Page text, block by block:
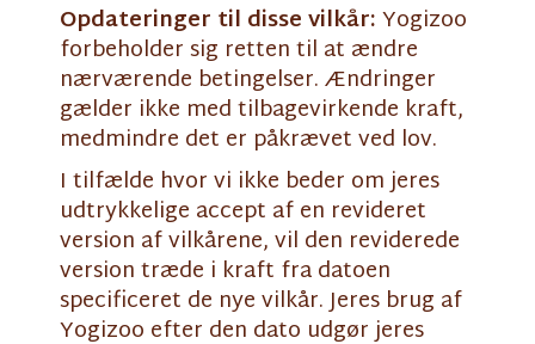
Opdateringer til disse vilkår:Yogizoo
forbeholder sig retten til at ændre
nærværende betingelser. Ændringer
gælder ikke med tilbagevirkende kraft,
medmindre det er påkrævet ved lov.
I tilfælde hvor vi ikke beder om jeres
udtrykkelige accept af en revideret
version af vilkårene, vil den reviderede
version træde i kraft fra datoen
specificeret de nye vilkår. Jeres brug af
Yogizoo efter den dato udgør jeres